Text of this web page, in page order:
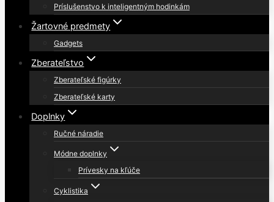
Príslušenstvo k inteligentným hodinkám
Žartovné predmety
Gadgets
Zberateľstvo
Zberateľské figúrky
Zberateľské karty
Doplnky
Ručné náradie
Módne doplnky
Prívesky na kľúče
Cyklistika